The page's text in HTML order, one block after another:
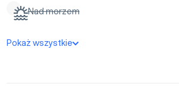
Nad morzem
Pokaż wszystkie